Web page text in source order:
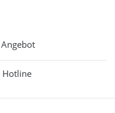
Hotline